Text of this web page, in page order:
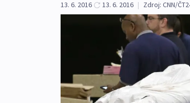
13. 6. 2016
13. 6. 2016 | Zdroj: CNN/